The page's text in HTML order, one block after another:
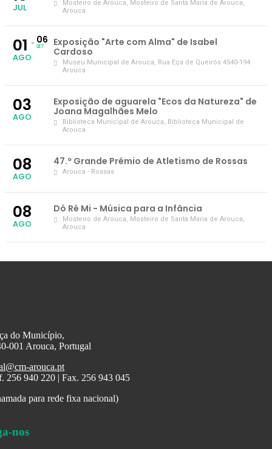
JUL Mosteiro de Arouca, Mosteiro de Santa Maria de Arouca,
Arouca
01
AGO
06
SET
Exposição "Arte com Alma" de Isabel
Cardoso
Museu Municipal de Arouca, Rua Eça de Queirós 4540-194
Arouca
03
AGO
Exposição de aguarela "Ecos da Natureza" de
Joana Magalhães Melo
Biblioteca Municipal de Arouca, Biblioteca Municipal de
Arouca
08
AGO
47.º Grande Prémio de Atletismo de Rossas
Arouca - Rossas
08
AGO
Dó Ré Mi - Música para a Infância
Mosteiro de Arouca, Mosteiro de Santa Maria de Arouca,
Arouca
do Município,
001 Arouca, Portugal
arouca.pt
256 940 220 | Fax. 256 943 045
para rede fixa nacional)
nos